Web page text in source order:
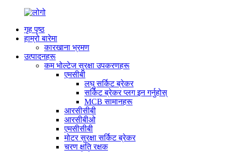
गृह पृष्ठ
हाम्रो बारेमा
कारखाना भ्रमण
उत्पादनहरू
कम भोल्टेज सुरक्षा उपकरणहरू
एमसीबी
लघु सर्किट ब्रेकर
सर्किट ब्रेकर प्लग इन गर्नुहोस्
MCB सामानहरू
आरसीसीबी
आरसीबीओ
एमसीसीबी
मोटर सुरक्षा सर्किट ब्रेकर
चरण क्षति रक्षक